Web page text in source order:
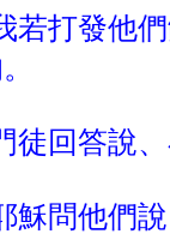
若打發他
徒回答說
穌問他們